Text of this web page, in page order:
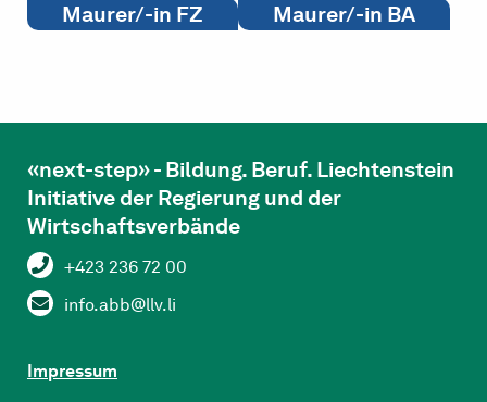
Maurer/-in FZ
Maurer/-in BA
«next-step» - Bildung. Beruf. Liechtenstein
Initiative der Regierung und der
Wirtschaftsverbände
+423 236 72 00
info.abb@llv.li
Impressum